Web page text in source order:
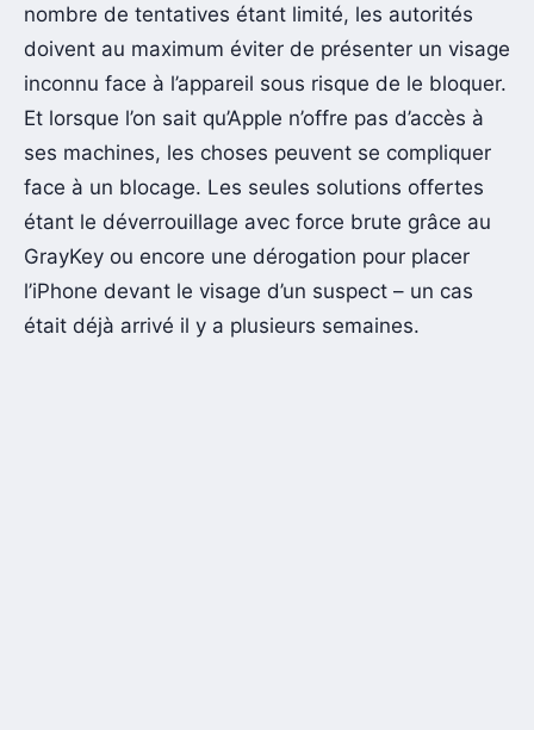
nombre de tentatives étant limité, les autorités
doivent au maximum éviter de présenter un visage
inconnu face à l’appareil sous risque de le bloquer.
Et lorsque l’on sait qu’Apple n’offre pas d’accès à
ses machines, les choses peuvent se compliquer
face à un blocage. Les seules solutions offertes
étant le déverrouillage avec force brute grâce au
GrayKey ou encore une dérogation pour placer
l’iPhone devant le visage d’un suspect – un cas
était déjà arrivé il y a plusieurs semaines.